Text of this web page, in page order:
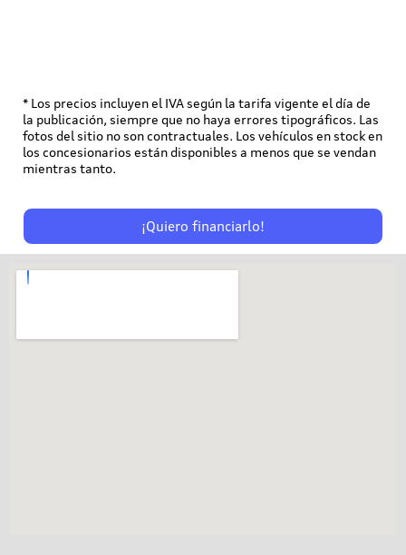
* Los precios incluyen el IVA según la tarifa vigente el día de
la publicación, siempre que no haya errores tipográficos. Las
fotos del sitio no son contractuales. Los vehículos en stock en
los concesionarios están disponibles a menos que se vendan
mientras tanto.
¡Quiero financiarlo!